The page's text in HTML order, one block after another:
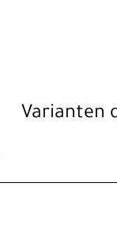
Varianten